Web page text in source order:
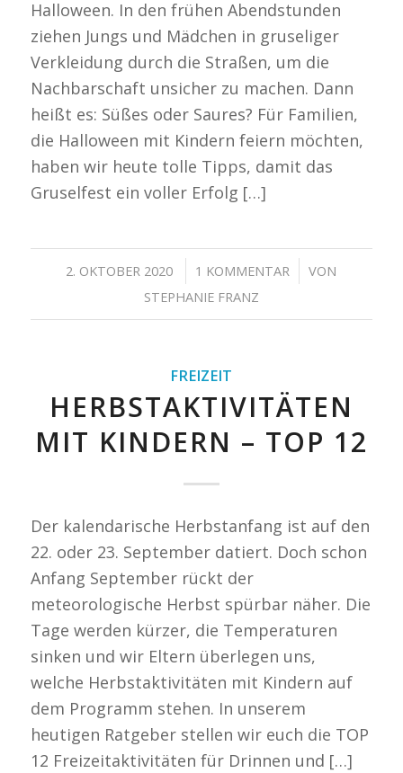
Halloween. In den frühen Abendstunden
ziehen Jungs und Mädchen in gruseliger
Verkleidung durch die Straßen, um die
Nachbarschaft unsicher zu machen. Dann
heißt es: Süßes oder Saures? Für Familien,
die Halloween mit Kindern feiern möchten,
haben wir heute tolle Tipps, damit das
Gruselfest ein voller Erfolg […]
2. OKTOBER 2020
/ 1 KOMMENTAR
/
VON
STEPHANIE FRANZ
FREIZEIT
HERBSTAKTIVITÄTEN
MIT KINDERN – TOP 12
Der kalendarische Herbstanfang ist auf den
22. oder 23. September datiert. Doch schon
Anfang September rückt der
meteorologische Herbst spürbar näher. Die
Tage werden kürzer, die Temperaturen
sinken und wir Eltern überlegen uns,
welche Herbstaktivitäten mit Kindern auf
dem Programm stehen. In unserem
heutigen Ratgeber stellen wir euch die TOP
12 Freizeitaktivitäten für Drinnen und […]